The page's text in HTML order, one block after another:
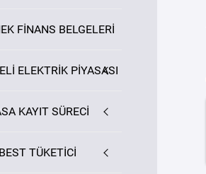
FİNANS BELGELERİ
ELEKTRİK PİYASASI
KAYIT SÜRECİ
TÜKETİCİ